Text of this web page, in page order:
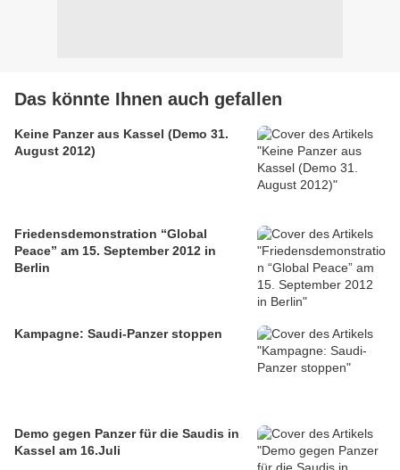
Das könnte Ihnen auch gefallen
Keine Panzer aus Kassel (Demo 31.
August 2012)
Friedensdemonstration “Global
Peace” am 15. September 2012 in
Berlin
Kampagne: Saudi-Panzer stoppen
Demo gegen Panzer für die Saudis in
Kassel am 16.Juli